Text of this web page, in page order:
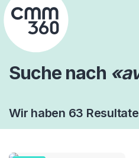
Skip
to
content
Suche nach
Wir haben 63